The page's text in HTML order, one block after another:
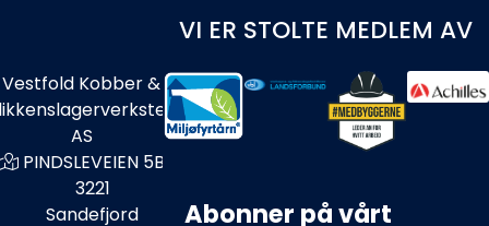
VI ER STOLTE MEDLEM AV
Vestfold Kobber &
AS
PINDSLEVEIEN 5B
3221
Sandefjord
Abonner på vårt